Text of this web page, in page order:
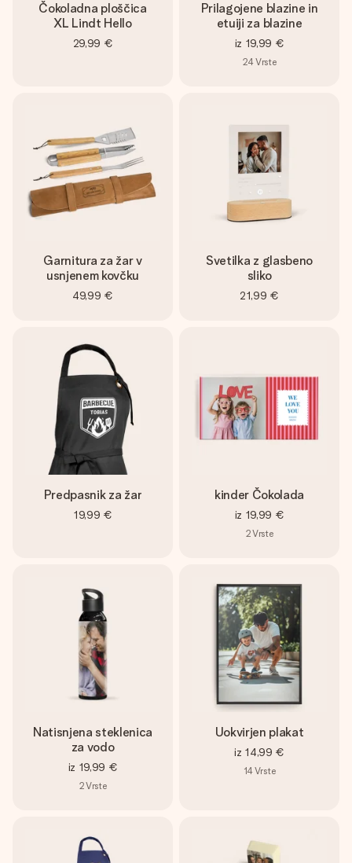
Čokoladna ploščica
XL Lindt Hello
29,99 €
Prilagojene blazine in
etuiji za blazine
iz 19,99 €
24Vrste
Garnitura za žar v
usnjenem kovčku
49,99 €
Svetilka z glasbeno
sliko
21,99 €
Predpasnik za žar
19,99 €
kinder Čokolada
iz 19,99 €
2Vrste
Natisnjena steklenica
za vodo
iz 19,99 €
2Vrste
Uokvirjen plakat
iz 14,99 €
14Vrste